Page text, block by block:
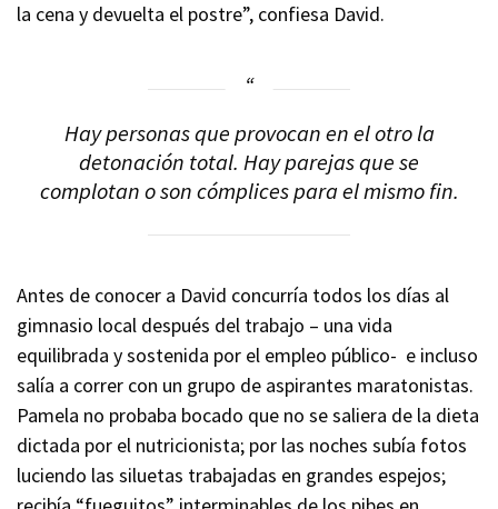
la cena y devuelta el postre”, confiesa David.
Hay personas que provocan en el otro la
detonación total. Hay parejas que se
complotan o son cómplices para el mismo fin.
Antes de conocer a David concurría todos los días al
gimnasio local después del trabajo – una vida
equilibrada y sostenida por el empleo público- e incluso
salía a correr con un grupo de aspirantes maratonistas.
Pamela no probaba bocado que no se saliera de la dieta
dictada por el nutricionista; por las noches subía fotos
luciendo las siluetas trabajadas en grandes espejos;